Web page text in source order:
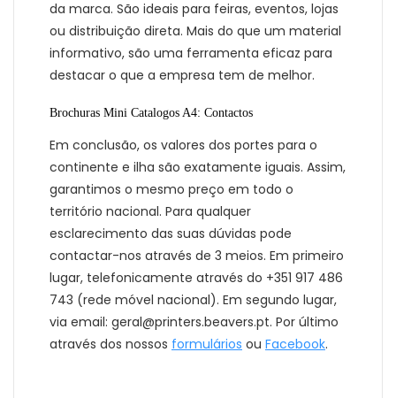
da marca. São ideais para feiras, eventos, lojas
ou distribuição direta. Mais do que um material
informativo, são uma ferramenta eficaz para
destacar o que a empresa tem de melhor.
Brochuras Mini Catalogos A4: Contactos
Em conclusão, os valores dos portes para o
continente e ilha são exatamente iguais. Assim,
garantimos o mesmo preço em todo o
território nacional. Para qualquer
esclarecimento das suas dúvidas pode
contactar-nos através de 3 meios. Em primeiro
lugar, telefonicamente através do +351 917 486
743 (rede móvel nacional). Em segundo lugar,
via email: geral@printers.beavers.pt. Por último
através dos nossos formulários ou Facebook.